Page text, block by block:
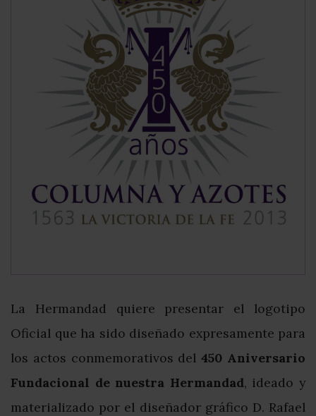
La Hermandad quiere presentar el logotipo
Oficial que ha sido diseñado expresamente para
los actos conmemorativos del450 Aniversario
Fundacional de nuestra Hermandad, ideado y
materializado por el diseñador gráfico D. Rafael